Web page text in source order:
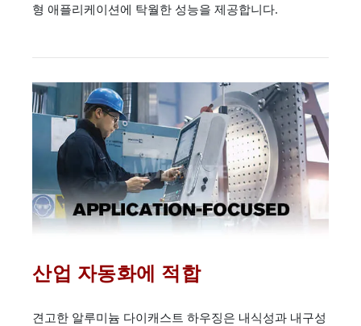
형 애플리케이션에 탁월한 성능을 제공합니다.
산업 자동화에 적합
견고한 알루미늄 다이캐스트 하우징은 내식성과 내구성